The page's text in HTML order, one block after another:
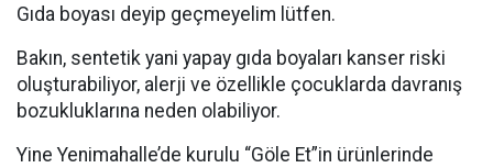
Gıda boyası deyip geçmeyelim lütfen.
Bakın, sentetik yani yapay gıda boyaları kanser riski
oluşturabiliyor, alerji ve özellikle çocuklarda davranış
bozukluklarına neden olabiliyor.
Yine Yenimahalle’de kurulu “Göle Et”in ürünlerinde